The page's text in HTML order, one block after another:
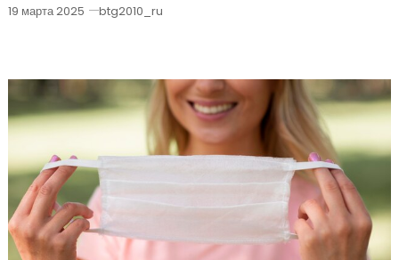
19 марта 2025 btg2010_ru